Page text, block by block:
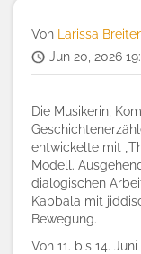
Von
Larissa
Jun 20, 2026
Die Musikerin,
entwickelte mit
Modell.
dialogischen
Kabbala mit
Bewegung.
Von 11. bis 14.